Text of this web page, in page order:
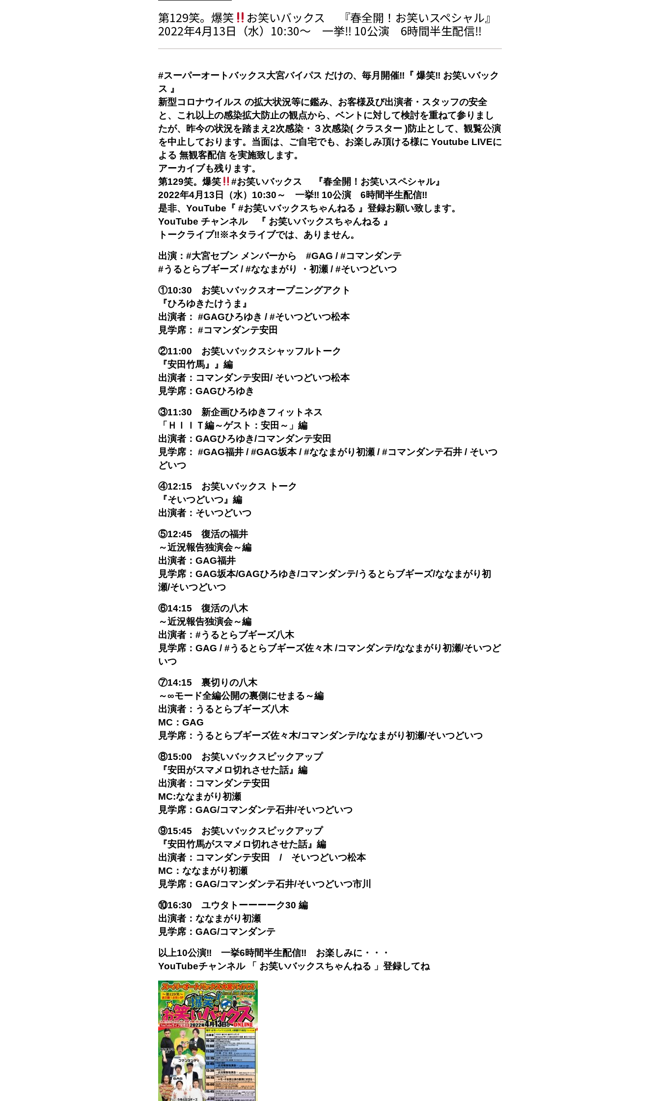
第129笑。爆笑 お笑いバックス 『春全開！お笑いスペシャル』
2022年4月13日（水）10:30～ 一挙‼ 10公演 6時間半生配信‼
#スーパーオートバックス大宮バイパス だけの、毎月開催‼『 爆笑‼ お笑いバック
ス 』
新型コロナウイルス の拡大状況等に鑑み、お客様及び出演者・スタッフの安全
と、これ以上の感染拡大防止の観点から、ベントに対して検討を重ねて参りまし
たが、昨今の状況を踏まえ2次感染・３次感染( クラスター )防止として、観覧公演
を中止しております。当面は、ご自宅でも、お楽しみ頂ける様に Youtube LIVEに
よる 無観客配信 を実施致します。
アーカイブも残ります。
第129笑。爆笑
#お笑いバックス 『春全開！お笑いスペシャル』
2022年4月13日（水）10:30～ 一挙‼ 10公演 6時間半生配信‼
是非、YouTube『 #お笑いバックスちゃんねる 』登録お願い致します。
YouTube チャンネル 『 お笑いバックスちゃんねる 』
トークライブ‼※ネタライブでは、ありません。
出演：#大宮セブン メンバーから #GAG / #コマンダンテ
#うるとらブギーズ / #ななまがり ・初瀬 / #そいつどいつ
①10:30 お笑いバックスオープニングアクト
『ひろゆきたけうま』
出演者： #GAGひろゆき / #そいつどいつ松本
見学席： #コマンダンテ安田
②11:00 お笑いバックスシャッフルトーク
『安田竹馬』』編
出演者：コマンダンテ安田/ そいつどいつ松本
見学席：GAGひろゆき
③11:30 新企画ひろゆきフィットネス
「ＨＩＩＴ編～ゲスト：安田～」編
出演者：GAGひろゆき/コマンダンテ安田
見学席： #GAG福井 / #GAG坂本 / #ななまがり初瀬 / #コマンダンテ石井 / そいつ
どいつ
④12:15 お笑いバックス トーク
『そいつどいつ』編
出演者：そいつどいつ
⑤12:45 復活の福井
～近況報告独演会～編
出演者：GAG福井
見学席：GAG坂本/GAGひろゆき/コマンダンテ/うるとらブギーズ/ななまがり初
瀬/そいつどいつ
⑥14:15 復活の八木
～近況報告独演会～編
出演者：#うるとらブギーズ八木
見学席：GAG / #うるとらブギーズ佐々木 /コマンダンテ/ななまがり初瀬/そいつど
いつ
⑦14:15 裏切りの八木
～∞モード全編公開の裏側にせまる～編
出演者：うるとらブギーズ八木
MC：GAG
見学席：うるとらブギーズ佐々木/コマンダンテ/ななまがり初瀬/そいつどいつ
⑧15:00 お笑いバックスピックアップ
『安田がスマメロ切れさせた話』編
出演者：コマンダンテ安田
MC:ななまがり初瀬
見学席：GAG/コマンダンテ石井/そいつどいつ
⑨15:45 お笑いバックスピックアップ
『安田竹馬がスマメロ切れさせた話』編
出演者：コマンダンテ安田 / そいつどいつ松本
MC：ななまがり初瀬
見学席：GAG/コマンダンテ石井/そいつどいつ市川
⑩16:30 ユウタトーーーーク30 編
出演者：ななまがり初瀬
見学席：GAG/コマンダンテ
以上10公演‼ 一挙6時間半生配信‼ お楽しみに・・・
YouTubeチャンネル 「 お笑いバックスちゃんねる 」登録してね